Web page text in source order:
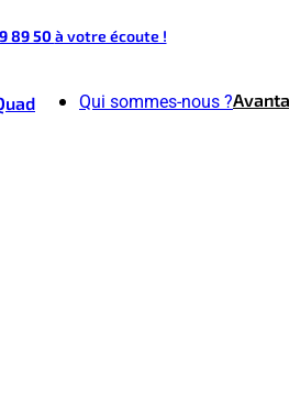
89 50à votre écoute !
Qui sommes-nous ?